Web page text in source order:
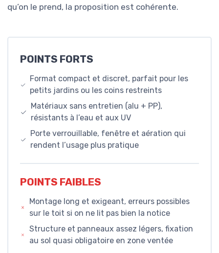
qu’on le prend, la proposition est cohérente.
POINTS FORTS
Format compact et discret, parfait pour les
petits jardins ou les coins restreints
Matériaux sans entretien (alu + PP),
résistants à l’eau et aux UV
Porte verrouillable, fenêtre et aération qui
rendent l’usage plus pratique
POINTS FAIBLES
Montage long et exigeant, erreurs possibles
sur le toit si on ne lit pas bien la notice
Structure et panneaux assez légers, fixation
au sol quasi obligatoire en zone ventée